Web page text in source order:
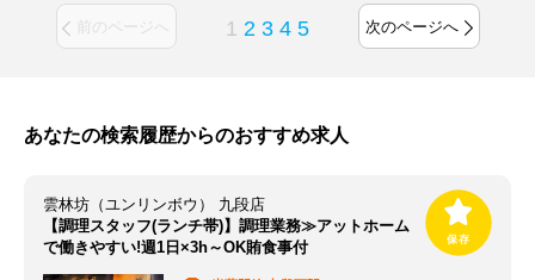
前のページへ 1 2 3 4 5 次のページへ
あなたの検索履歴からのおすすめ求人
雲林坊（ユンリンボウ） 九段店
【調理スタッフ(ランチ帯)】調理業務≫アットホーム
で働きやすい!週1日×3h～OK賄食事付